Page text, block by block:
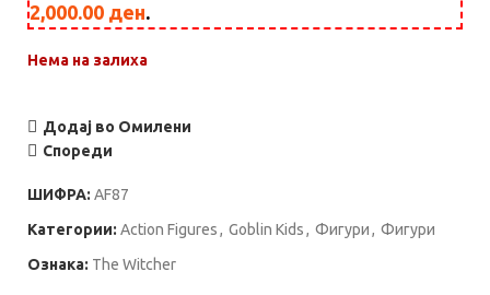
2,000.00 ден.
Нема на залиха
Додај во Омилени
Спореди
ШИФРА: AF87
Категории: Action Figures, Goblin Kids, Фигури, Фигури
Ознака: The Witcher